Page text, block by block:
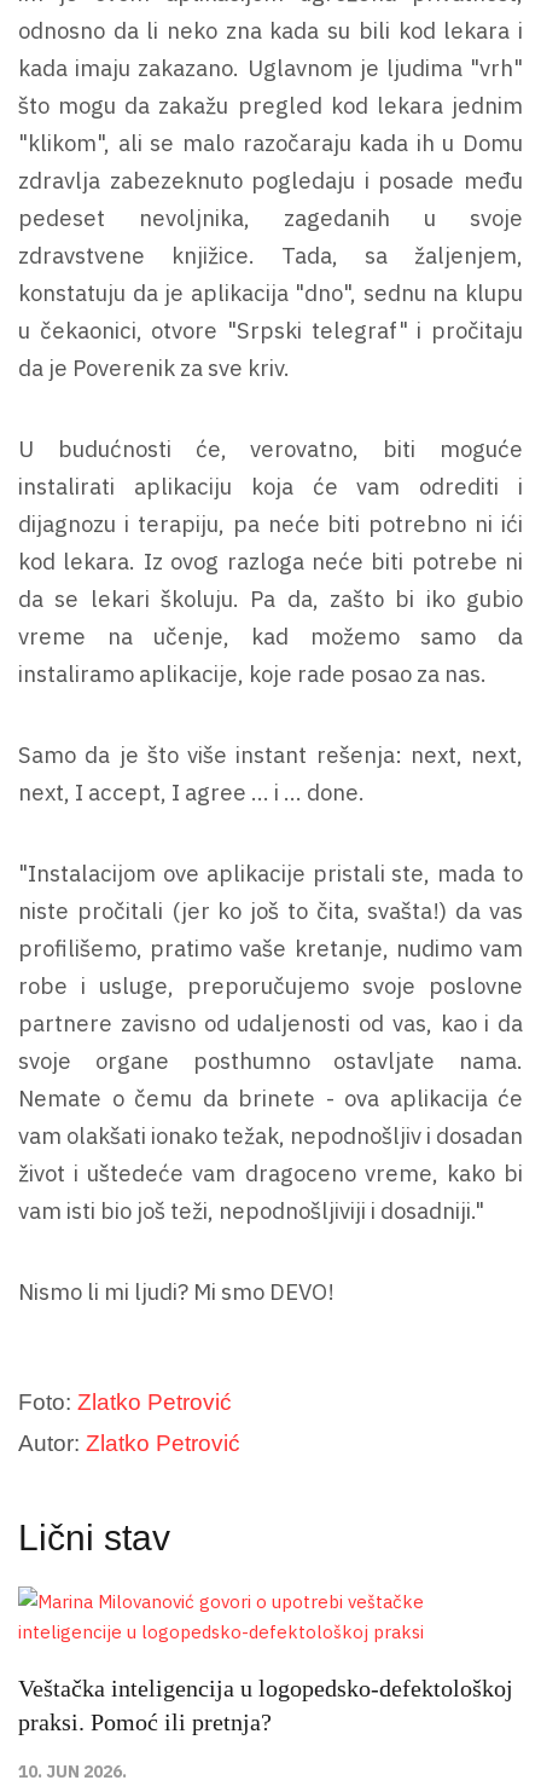
odnosno da li neko zna kada su bili kod lekara i
kada imaju zakazano. Uglavnom je ljudima "vrh"
što mogu da zakažu pregled kod lekara jednim
"klikom", ali se malo razočaraju kada ih u Domu
zdravlja zabezeknuto pogledaju i posade među
pedeset nevoljnika, zagedanih u svoje
zdravstvene knjižice. Tada, sa žaljenjem,
konstatuju da je aplikacija "dno", sednu na klupu
u čekaonici, otvore "Srpski telegraf" i pročitaju
da je Poverenik za sve kriv.
U budućnosti će, verovatno, biti moguće
instalirati aplikaciju koja će vam odrediti i
dijagnozu i terapiju, pa neće biti potrebno ni ići
kod lekara. Iz ovog razloga neće biti potrebe ni
da se lekari školuju. Pa da, zašto bi iko gubio
vreme na učenje, kad možemo samo da
instaliramo aplikacije, koje rade posao za nas.
Samo da je što više instant rešenja: next, next,
next, I accept, I agree ... i ... done.
"Instalacijom ove aplikacije pristali ste, mada to
niste pročitali (jer ko još to čita, svašta!) da vas
profilišemo, pratimo vaše kretanje, nudimo vam
robe i usluge, preporučujemo svoje poslovne
partnere zavisno od udaljenosti od vas, kao i da
svoje organe posthumno ostavljate nama.
Nemate o čemu da brinete - ova aplikacija će
vam olakšati ionako težak, nepodnošljiv i dosadan
život i uštedeće vam dragoceno vreme, kako bi
vam isti bio još teži, nepodnošljiviji i dosadniji."
Nismo li mi ljudi? Mi smo DEVO!
Foto: Zlatko Petrović
Autor: Zlatko Petrović
Lični stav
Veštačka inteligencija u logopedsko-defektološkoj
praksi. Pomoć ili pretnja?
10. JUN 2026.